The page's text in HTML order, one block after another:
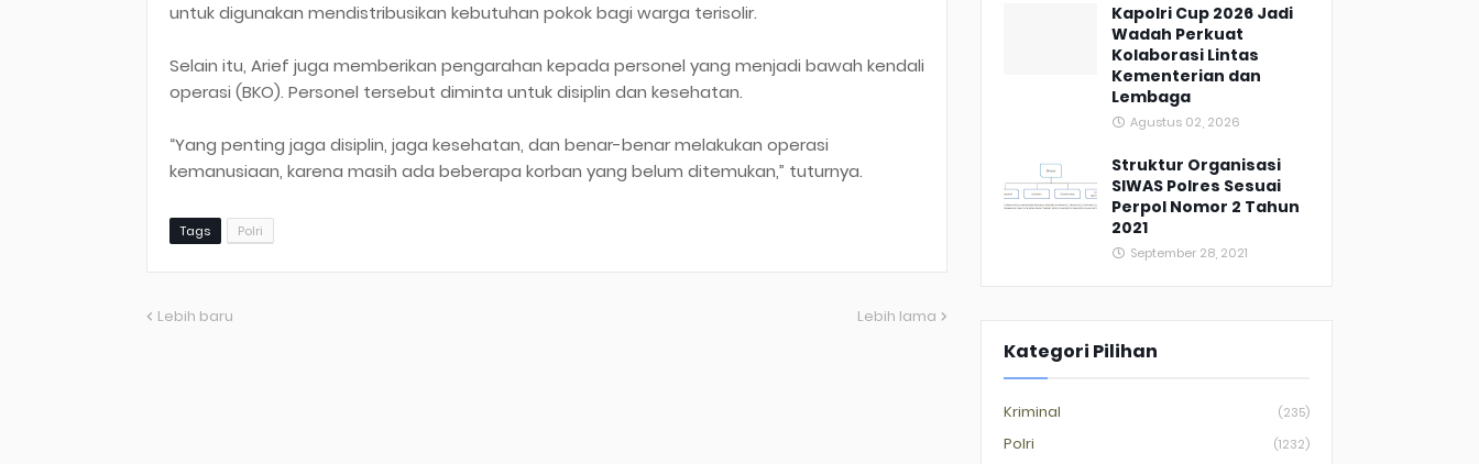
untuk digunakan mendistribusikan kebutuhan pokok bagi warga terisolir.
Selain itu, Arief juga memberikan pengarahan kepada personel yang menjadi bawah kendali
operasi (BKO). Personel tersebut diminta untuk disiplin dan kesehatan.
“Yang penting jaga disiplin, jaga kesehatan, dan benar-benar melakukan operasi
kemanusiaan, karena masih ada beberapa korban yang belum ditemukan,” tuturnya.
Tags Polri
Lebih baru Lebih lama
Kapolri Cup 2026 Jadi
Wadah Perkuat
Kolaborasi Lintas
Kementerian dan
Lembaga
Agustus 02, 2026
Struktur Organisasi
SIWAS Polres Sesuai
Perpol Nomor 2 Tahun
2021
September 28, 2021
Kategori Pilihan
Kriminal (235)
Polri (1232)